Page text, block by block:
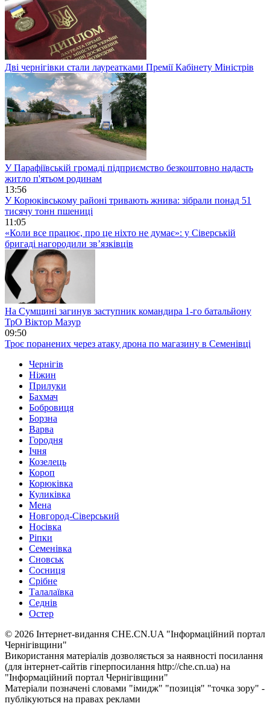
Дві чернігівки стали лауреатками Премії Кабінету Міністрів
У Парафіївській громаді підприємство безкоштовно надасть
житло п'ятьом родинам
13:56
У Корюківському районі тривають жнива: зібрали понад 51
тисячу тонн пшениці
11:05
«Коли все працює, про це ніхто не думає»: у Сіверській
бригаді нагородили зв’язківців
На Сумщині загинув заступник командира 1-го батальйону
ТрО Віктор Мазур
09:50
Троє поранених через атаку дрона по магазину в Семенівці
Чернігів
Ніжин
Прилуки
Бахмач
Бобровиця
Борзна
Варва
Городня
Ічня
Козелець
Короп
Корюківка
Куликівка
Мена
Новгород-Сіверський
Носівка
Ріпки
Семенівка
Сновськ
Сосниця
Срібне
Талалаївка
Седнів
Остер
© 2026 Інтернет-видання CHE.CN.UA "Інформаційний портал
Чернiгiвщини"
Використання матеріалів дозволяється за наявності посилання
(для інтернет-сайтів гіперпосилання http://che.cn.ua) на
"Інформаційний портал Чернiгiвщини"
Матеріали позначені словами "імидж" "позиція" "точка зору" -
публікуються на правах реклами